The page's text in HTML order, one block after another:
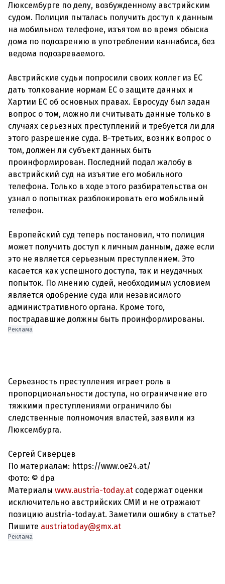
Люксембурге по делу, возбужденному австрийским
судом. Полиция пыталась получить доступ к данным
на мобильном телефоне, изъятом во время обыска
дома по подозрению в употреблении каннабиса, без
ведома подозреваемого.
Австрийские судьи попросили своих коллег из ЕС
дать толкование нормам ЕС о защите данных и
Хартии ЕС об основных правах. Евросуду был задан
вопрос о том, можно ли считывать данные только в
случаях серьезных преступлений и требуется ли для
этого разрешение суда. В-третьих, возник вопрос о
том, должен ли субъект данных быть
проинформирован. Последний подал жалобу в
австрийский суд на изъятие его мобильного
телефона. Только в ходе этого разбирательства он
узнал о попытках разблокировать его мобильный
телефон.
Европейский суд теперь постановил, что полиция
может получить доступ к личным данным, даже если
это не является серьезным преступлением. Это
касается как успешного доступа, так и неудачных
попыток. По мнению судей, необходимым условием
является одобрение суда или независимого
административного органа. Кроме того,
пострадавшие должны быть проинформированы.
Реклама
Серьезность преступления играет роль в
пропорциональности доступа, но ограничение его
тяжкими преступлениями ограничило бы
следственные полномочия властей, заявили из
Люксембурга.
Сергей Сиверцев
По материалам: https://www.oe24.at/
Фото: © dpa
Материалы www.austria-today.at содержат оценки
исключительно австрийских СМИ и не отражают
позицию austria-today.at. Заметили ошибку в статье?
Пишите austriatoday@gmx.at
Реклама